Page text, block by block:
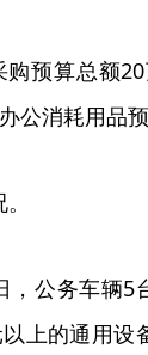
预算总额
公消耗用品预
，公务车辆
上的通用设